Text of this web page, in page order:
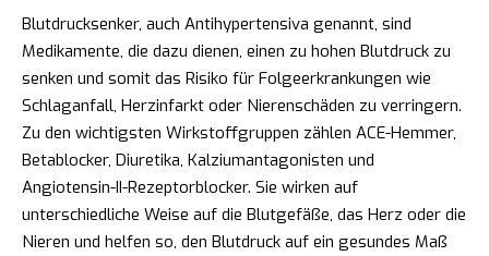
Blutdrucksenker, auch Antihypertensiva genannt, sind
Medikamente, die dazu dienen, einen zu hohen Blutdruck zu
senken und somit das Risiko für Folgeerkrankungen wie
Schlaganfall, Herzinfarkt oder Nierenschäden zu verringern.
Zu den wichtigsten Wirkstoffgruppen zählen ACE-Hemmer,
Betablocker, Diuretika, Kalziumantagonisten und
Angiotensin-II-Rezeptorblocker. Sie wirken auf
unterschiedliche Weise auf die Blutgefäße, das Herz oder die
Nieren und helfen so, den Blutdruck auf ein gesundes Maß